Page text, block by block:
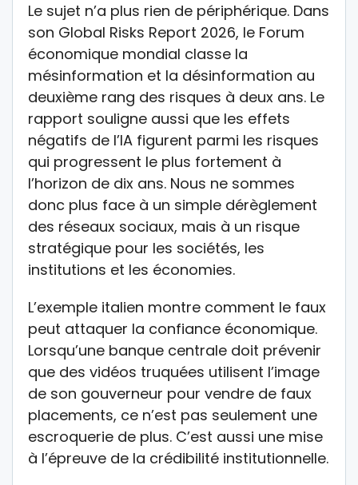
Le sujet n’a plus rien de périphérique. Dans
son Global Risks Report 2026, le Forum
économique mondial classe la
mésinformation et la désinformation au
deuxième rang des risques à deux ans. Le
rapport souligne aussi que les effets
négatifs de l’IA figurent parmi les risques
qui progressent le plus fortement à
l’horizon de dix ans. Nous ne sommes
donc plus face à un simple dérèglement
des réseaux sociaux, mais à un risque
stratégique pour les sociétés, les
institutions et les économies.
L’exemple italien montre comment le faux
peut attaquer la confiance économique.
Lorsqu’une banque centrale doit prévenir
que des vidéos truquées utilisent l’image
de son gouverneur pour vendre de faux
placements, ce n’est pas seulement une
escroquerie de plus. C’est aussi une mise
à l’épreuve de la crédibilité institutionnelle.